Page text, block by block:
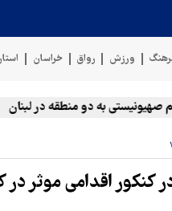
ورزش رواق خراسان
به دو منطقه در لبنان
کنکور اقدامی موثر